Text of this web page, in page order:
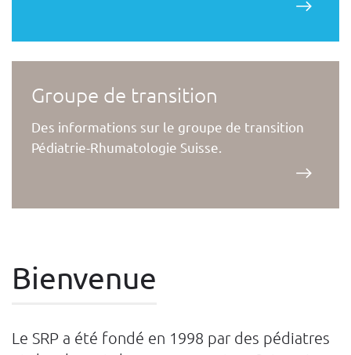
Groupe de transition
Des informations sur le groupe de transition
Pédiatrie-Rhumatologie Suisse.
Bienvenue
Le SRP a été fondé en 1998 par des pédiatres